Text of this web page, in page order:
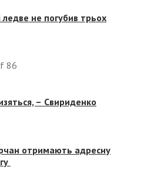
не погубив трьох
86
– Свириденко
отримають адресну